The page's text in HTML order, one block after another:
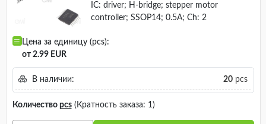
IC: driver; H-bridge; stepper motor
controller; SSOP14; 0.5A; Ch: 2
Цена за единицу (pcs):
от 2.99 EUR
В наличии: 20pcs
Количество pcs(Кратность заказа: 1)